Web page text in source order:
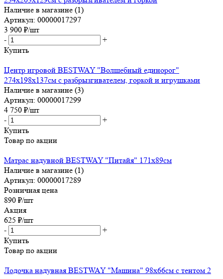
Наличие в магазине (1)
Артикул: 00000017297
3 900 ₽/шт
-
+
Купить
Центр игровой BESTWAY "Волшебный единорог"
274х198х137см с разбрызгивателем, горкой и игрушками
Наличие в магазине (3)
Артикул: 00000017299
4 750 ₽/шт
-
+
Купить
Товар по акции
Матрас надувной BESTWAY "Питайя" 171х89см
Наличие в магазине (1)
Артикул: 00000017289
Розничная цена
890 ₽/шт
Акция
625 ₽/шт
-
+
Купить
Товар по акции
Лодочка надувная BESTWAY "Машина" 98х66см с тентом 2